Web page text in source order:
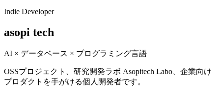
Indie Developer
asopi tech
AI × データベース × プログラミング言語
OSSプロジェクト、研究開発ラボ Asopitech Labo、企業向け
プロダクトを手がける個人開発者です。